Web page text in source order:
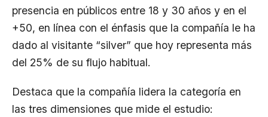
presencia en públicos entre 18 y 30 años y en el
+50, en línea con el énfasis que la compañía le ha
dado al visitante “silver” que hoy representa más
del 25% de su flujo habitual.
Destaca que la compañía lidera la categoría en
las tres dimensiones que mide el estudio: